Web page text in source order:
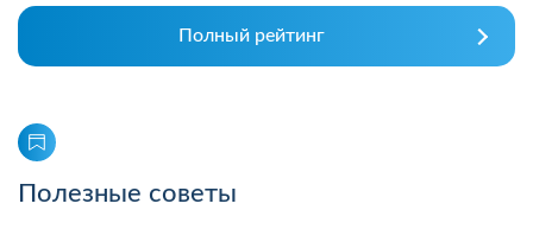
Полный рейтинг
Полезные советы